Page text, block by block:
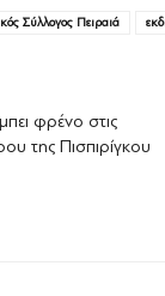
Σύλλογος Πειραιά
φρένο στις
της Πισπιρίγκου